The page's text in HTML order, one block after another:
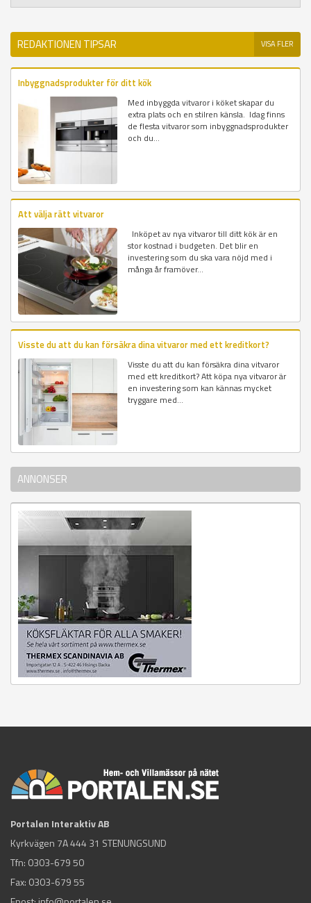
REDAKTIONEN TIPSAR VISA FLER
Inbyggnadsprodukter för ditt kök
Med inbyggda vitvaror i köket skapar du
extra plats och en stilren känsla. Idag finns
de flesta vitvaror som inbyggnadsprodukter
och du...
Att välja rätt vitvaror
Inköpet av nya vitvaror till ditt kök är en
stor kostnad i budgeten. Det blir en
investering som du ska vara nöjd med i
många år framöver...
Visste du att du kan försäkra dina vitvaror med ett kreditkort?
Visste du att du kan försäkra dina vitvaror
med ett kreditkort? Att köpa nya vitvaror är
en investering som kan kännas mycket
tryggare med...
ANNONSER
Portalen Interaktiv AB
Kyrkvägen 7A 444 31 STENUNGSUND
Tfn: 0303-679 50
Fax: 0303-679 55